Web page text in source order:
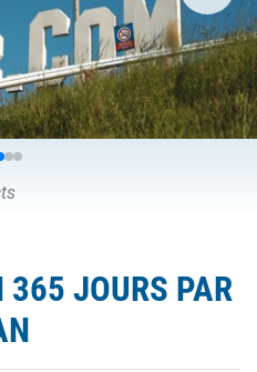
365 JOURS PAR